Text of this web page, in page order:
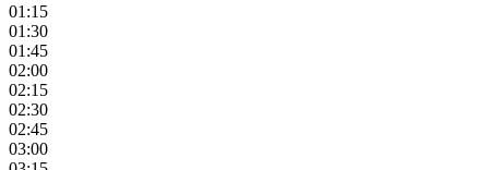
01:15
01:30
01:45
02:00
02:15
02:30
02:45
03:00